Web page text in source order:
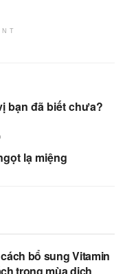
bạn đã biết chưa?
lạ miệng
bổ sung Vitamin